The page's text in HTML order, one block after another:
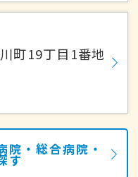
町19丁目1番地
院・総合病院・
す